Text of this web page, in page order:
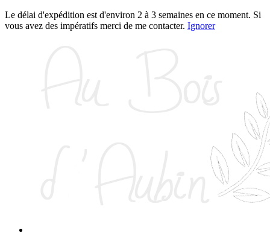
Le délai d'expédition est d'environ 2 à 3 semaines en ce moment. Si
vous avez des impératifs merci de me contacter. Ignorer